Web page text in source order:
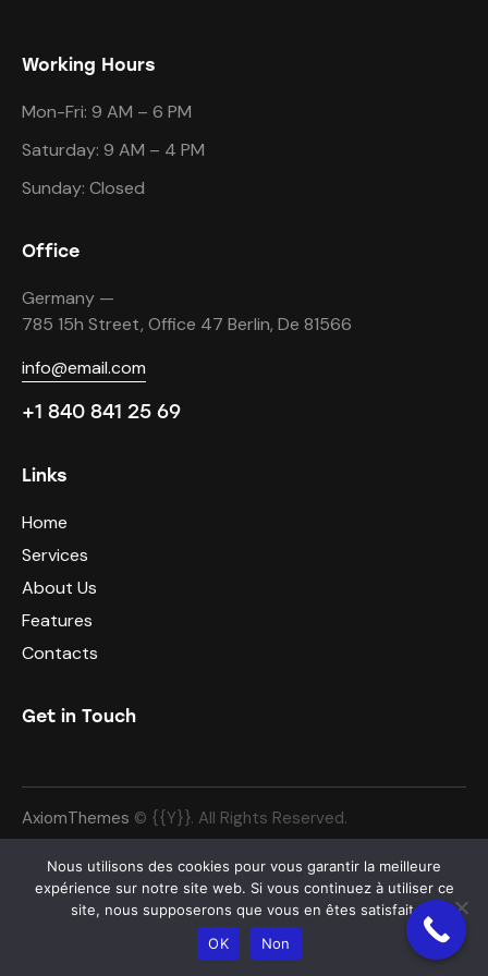
Working Hours
Mon-Fri: 9 AM – 6 PM
Saturday: 9 AM – 4 PM
Sunday: Closed
Office
Germany —
785 15h Street, Office 47 Berlin, De 81566
info@email.com
+1 840 841 25 69
Links
Home
Services
About Us
Features
Contacts
Get in Touch
AxiomThemes © {{Y}}. All Rights Reserved.
Nous utilisons des cookies pour vous garantir la meilleure
expérience sur notre site web. Si vous continuez à utiliser ce
site, nous supposerons que vous en êtes satisfait.
OK
Non